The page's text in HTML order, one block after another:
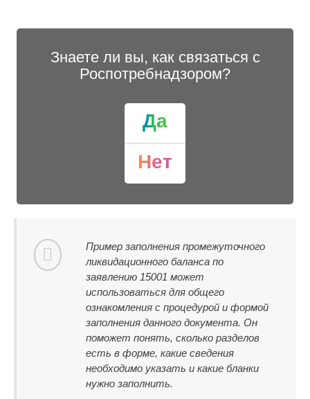
Знаете ли вы, как связаться с
Роспотребнадзором?
Да
Нет
Пример заполнения промежуточного
ликвидационного баланса по
заявлению 15001 может
использоваться для общего
ознакомления с процедурой и формой
заполнения данного документа. Он
поможет понять, сколько разделов
есть в форме, какие сведения
необходимо указать и какие бланки
нужно заполнить.